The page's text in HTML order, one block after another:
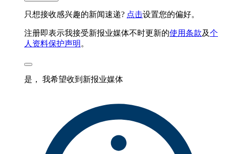
只想接收感兴趣的新闻速递? 点击设置您的偏好。
注册即表示我接受新报业媒体不时更新的使用条款及个
人资料保护声明 。
是， 我希望收到新报业媒体